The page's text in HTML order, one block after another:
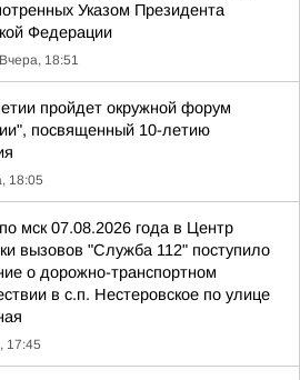
Указом Президента
Федерации
Вчера, 18:51
пройдет окружной форум
посвященный 10-летию
18:05
мск 07.08.2026 года в Центр
вызовов "Служба 112" поступило
о дорожно-транспортном
в с.п. Нестеровское по улице
17:45